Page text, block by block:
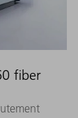
fiber